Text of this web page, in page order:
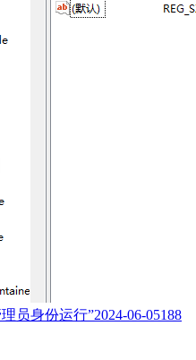
员身份运行”2024-06-05188